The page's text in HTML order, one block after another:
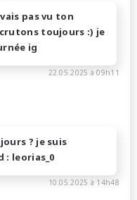
pas vu ton
toujours :) je
ig
22.05.2025 à 09h11
? je suis
: leorias_0
10.05.2025 à 14h48